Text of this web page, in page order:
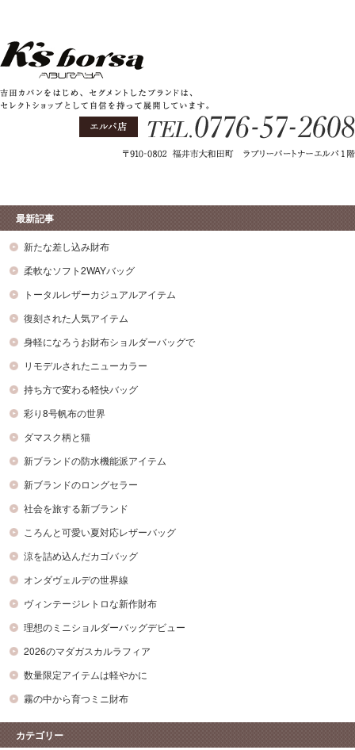
最新記事
新たな差し込み財布
柔軟なソフト2WAYバッグ
トータルレザーカジュアルアイテム
復刻された人気アイテム
身軽になろうお財布ショルダーバッグで
リモデルされたニューカラー
持ち方で変わる軽快バッグ
彩り8号帆布の世界
ダマスク柄と猫
新ブランドの防水機能派アイテム
新ブランドのロングセラー
社会を旅する新ブランド
ころんと可愛い夏対応レザーバッグ
涼を詰め込んだカゴバッグ
オンダヴェルデの世界線
ヴィンテージレトロな新作財布
理想のミニショルダーバッグデビュー
2026のマダガスカルラフィア
数量限定アイテムは軽やかに
霧の中から育つミニ財布
カテゴリー